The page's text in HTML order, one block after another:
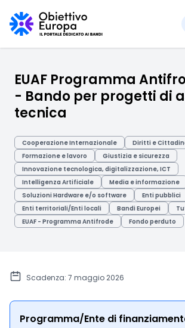
EUAF Programma
- Bando per progetti di
tecnica
Cooperazione Internazionale
Diritti e
Formazione e lavoro
Giustizia e sicurezza
Innovazione tecnologica, digitalizzazione, ICT
Intelligenza Artificiale
Media e informazione
Soluzioni Hardware e/o software
Enti pubblici
Enti territoriali/Enti locali
Bandi Europei
EUAF - Programma Antifrode
Fondo perduto
Scadenza: 7 maggio 2026
Programma/Ente di